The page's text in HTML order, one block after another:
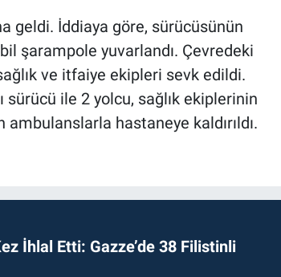
geldi. İddiaya göre, sürücüsünün
şarampole yuvarlandı. Çevredeki
ve itfaiye ekipleri sevk edildi.
sürücü ile 2 yolcu, sağlık ekiplerinin
hastaneye kaldırıldı.
İhlal Etti: Gazze’de 38 Filistinli